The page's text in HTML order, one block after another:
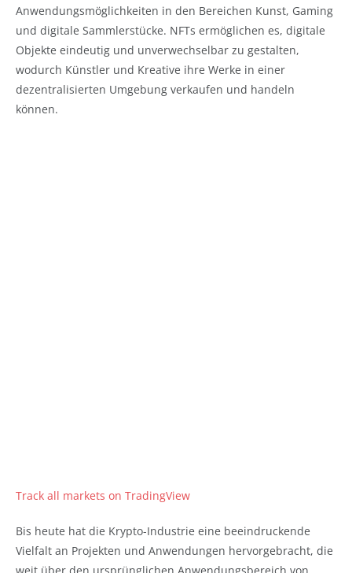
Anwendungsmöglichkeiten in den Bereichen Kunst, Gaming
und digitale Sammlerstücke. NFTs ermöglichen es, digitale
Objekte eindeutig und unverwechselbar zu gestalten,
wodurch Künstler und Kreative ihre Werke in einer
dezentralisierten Umgebung verkaufen und handeln
können.
Track all markets on TradingView
Bis heute hat die Krypto-Industrie eine beeindruckende
Vielfalt an Projekten und Anwendungen hervorgebracht, die